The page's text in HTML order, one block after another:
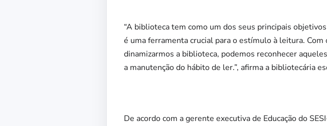
“A biblioteca tem como um dos seus principais
é uma ferramenta crucial para o estímulo à leitura.
dinamizarmos a biblioteca, podemos reconhecer
a manutenção do hábito de ler.”, afirma a bibliotecária
De acordo com a gerente executiva de Educação do